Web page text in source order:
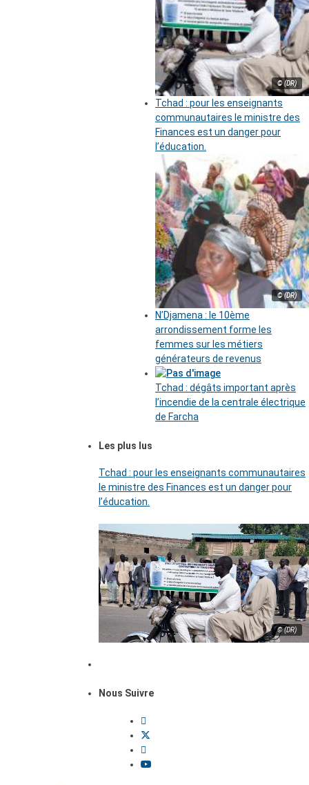
© (DR)
Tchad : pour les enseignants
communautaires le ministre des
Finances est un danger pour
l’éducation.
© (DR)
N’Djamena : le 10ème
arrondissement forme les
femmes sur les métiers
générateurs de revenus
Tchad : dégâts important après
l’incendie de la centrale électrique
de Farcha
Les plus lus
Tchad : pour les enseignants communautaires
le ministre des Finances est un danger pour
l’éducation.
© (DR)
Nous Suivre